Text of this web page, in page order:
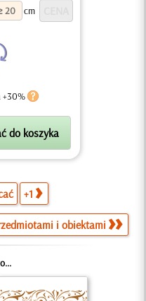
cm
+30%
+1
i obiektami